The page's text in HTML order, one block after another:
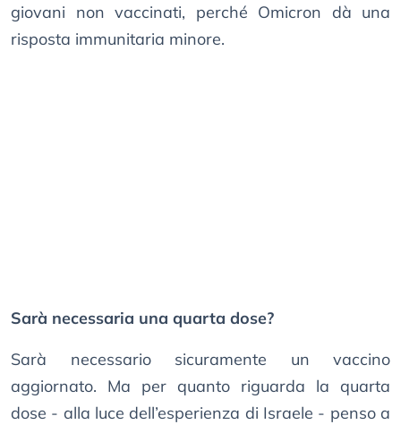
giovani non vaccinati, perché Omicron dà una
risposta immunitaria minore.
Sarà necessaria una quarta dose?
Sarà necessario sicuramente un vaccino
aggiornato. Ma per quanto riguarda la quarta
dose - alla luce dell’esperienza di Israele - penso a